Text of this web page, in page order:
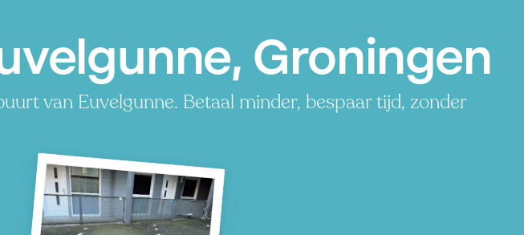
Groningen
van Euvelgunne. Betaal minder, bespaar tijd, zonder